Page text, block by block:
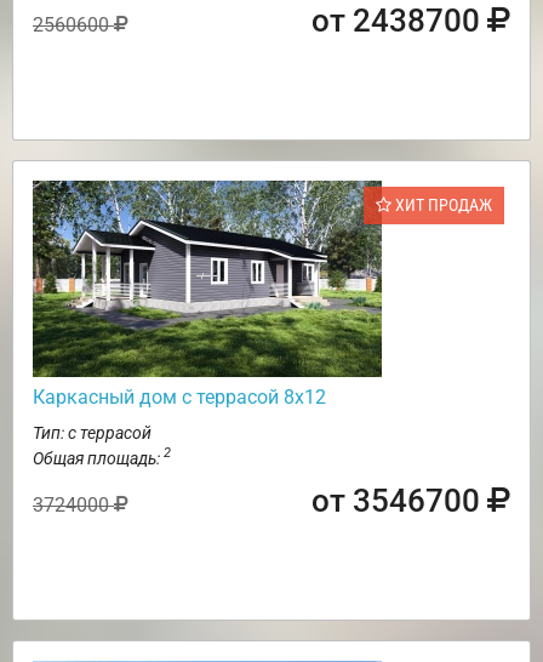
2560600 от 2438700
ХИТ ПРОДАЖ
Каркасный дом с террасой 8х12
Тип: с террасой
Общая площадь: 2
3724000 от 3546700